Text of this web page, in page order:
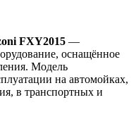
FXY2015 —
оснащённое
Модель
на автомойках,
в транспортных и